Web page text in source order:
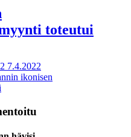
toteutui
7.4.2022
ikonisen